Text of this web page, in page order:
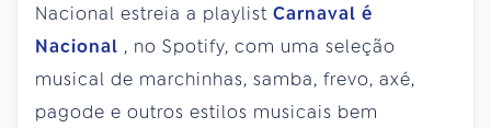
Nacional estreia a playlist Carnaval é
Nacional , no Spotify, com uma seleção
musical de marchinhas, samba, frevo, axé,
pagode e outros estilos musicais bem